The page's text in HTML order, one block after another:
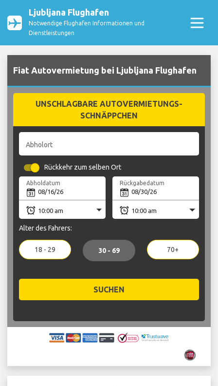
Ljubljana Flughafen
Notwendige Flughafen Informationen und
Dienstleistungen
Fiat Autovermietung bei Ljubljana Flughafen
UNSCHLAGBARE AUTOVERMIETUNGS-
SCHNÄPPCHEN
Abholort
Rückkehr zum selben Ort
Abholdatum Rückgabedatum
Alter des Fahrers:
18 - 29 30 - 69 70+
SUCHEN